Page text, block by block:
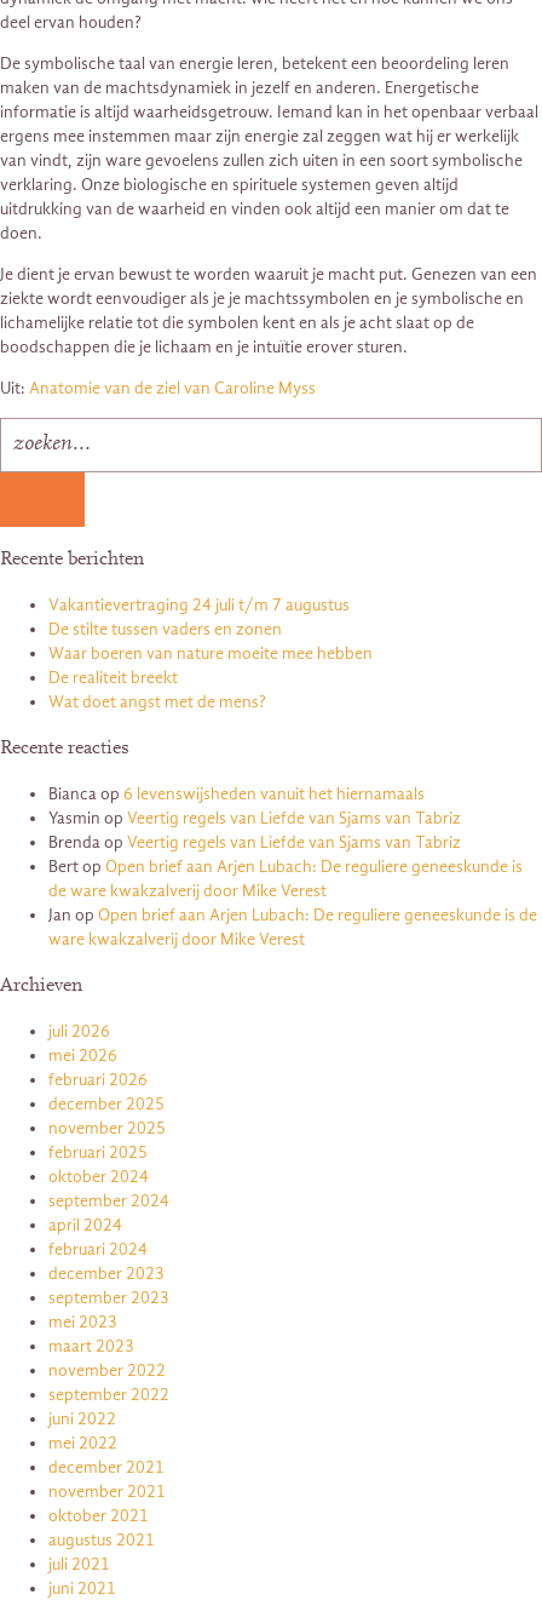
deel ervan houden?
De symbolische taal van energie leren, betekent een beoordeling leren
maken van de machtsdynamiek in jezelf en anderen. Energetische
informatie is altijd waarheidsgetrouw. Iemand kan in het openbaar verbaal
ergens mee instemmen maar zijn energie zal zeggen wat hij er werkelijk
van vindt, zijn ware gevoelens zullen zich uiten in een soort symbolische
verklaring. Onze biologische en spirituele systemen geven altijd
uitdrukking van de waarheid en vinden ook altijd een manier om dat te
doen.
Je dient je ervan bewust te worden waaruit je macht put. Genezen van een
ziekte wordt eenvoudiger als je je machtssymbolen en je symbolische en
lichamelijke relatie tot die symbolen kent en als je acht slaat op de
boodschappen die je lichaam en je intuïtie erover sturen.
Uit: Anatomie van de ziel van Caroline Myss
Recente berichten
Vakantievertraging 24 juli t/m 7 augustus
De stilte tussen vaders en zonen
Waar boeren van nature moeite mee hebben
De realiteit breekt
Wat doet angst met de mens?
Recente reacties
Biancaop 6 levenswijsheden vanuit het hiernamaals
Yasmin op Veertig regels van Liefde van Sjams van Tabriz
Brendaop Veertig regels van Liefde van Sjams van Tabriz
Bertop Open brief aan Arjen Lubach: De reguliere geneeskunde is
de ware kwakzalverij door Mike Verest
Jan op Open brief aan Arjen Lubach: De reguliere geneeskunde is de
ware kwakzalverij door Mike Verest
Archieven
juli 2026
mei 2026
februari 2026
december 2025
november 2025
februari 2025
oktober 2024
september 2024
april 2024
februari 2024
december 2023
september 2023
mei 2023
maart 2023
november 2022
september 2022
juni 2022
mei 2022
december 2021
november 2021
oktober 2021
augustus 2021
juli 2021
juni 2021